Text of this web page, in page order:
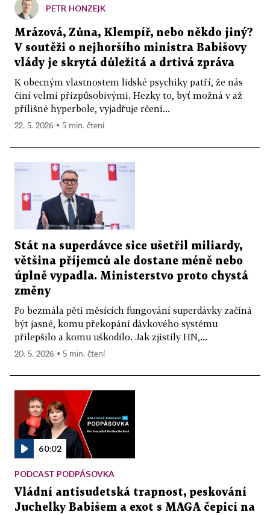
PETR HONZEJK
Mrázová, Zůna, Klempíř, nebo někdo jiný?
V soutěži o nejhoršího ministra Babišovy
vlády je skrytá důležitá a drtivá zpráva
K obecným vlastnostem lidské psychiky patří, že nás
činí velmi přizpůsobivými. Hezky to, byť možná v až
přílišné hyperbole, vyjadřuje rčení...
22. 5. 2026 ▪ 5 min. čtení
Stát na superdávce sice ušetřil miliardy,
většina příjemců ale dostane méně nebo
úplně vypadla. Ministerstvo proto chystá
změny
Po bezmála pěti měsících fungování superdávky začíná
být jasné, komu překopání dávkového systému
přilepšilo a komu uškodilo. Jak zjistily HN,...
20. 5. 2026 ▪ 5 min. čtení
60:02
PODCAST PODPÁSOVKA
Vládní antisudetská trapnost, peskování
Juchelky Babišem a exot s MAGA čepicí na